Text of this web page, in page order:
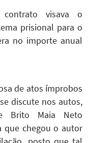
visava o
prisional para o
no importe anual
de atos ímprobos
discute nos autos,
Brito Maia Neto
que chegou o autor